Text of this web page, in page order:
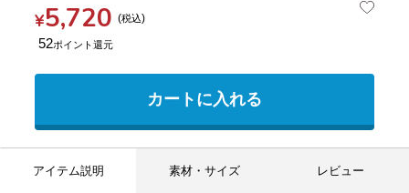
¥5,720 税込
52
カートに入れる
アイテム説明 素材・サイズ レビュー